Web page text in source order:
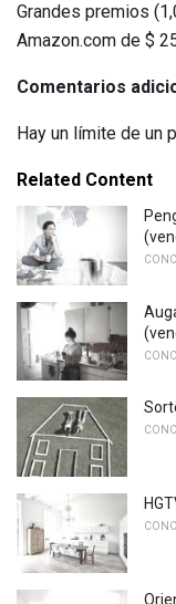
Grandes premios
Amazon.com de $
Comentarios
Hay un límite de un
Related Content